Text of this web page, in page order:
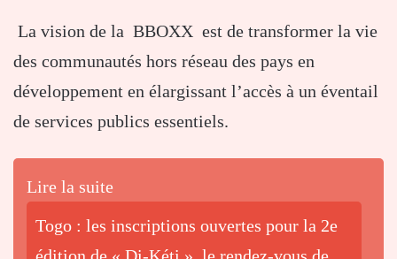
La vision de la BBOXX est de transformer la vie
des communautés hors réseau des pays en
développement en élargissant l’accès à un éventail
de services publics essentiels.
Lire la suite
Togo : les inscriptions ouvertes pour la 2e